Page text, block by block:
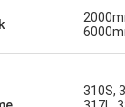
310S,